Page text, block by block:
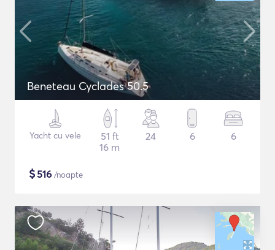
Beneteau Cyclades 50.5
Yacht cu vele
51 ft
16 m
24 6 6
$516 /noapte